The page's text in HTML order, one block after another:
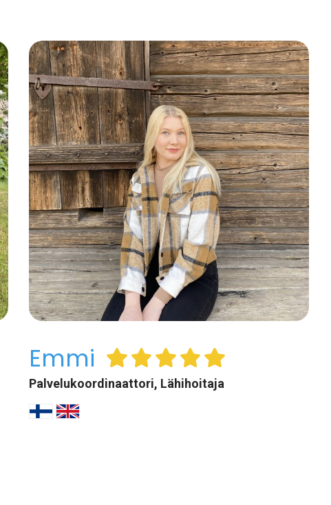
Emmi
Palvelukoordinaattori, Lähihoitaja